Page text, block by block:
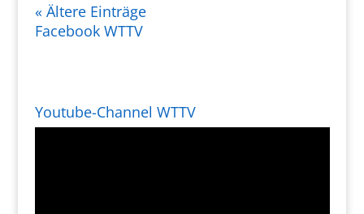
« Ältere Einträge
Facebook WTTV
Youtube-Channel WTTV